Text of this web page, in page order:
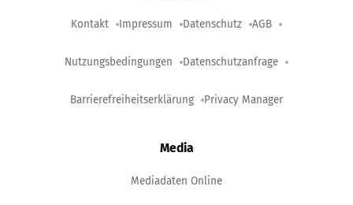
Kontakt Impressum Datenschutz AGB
Nutzungsbedingungen Datenschutzanfrage
Barrierefreiheitserklärung Privacy Manager
Media
Mediadaten Online